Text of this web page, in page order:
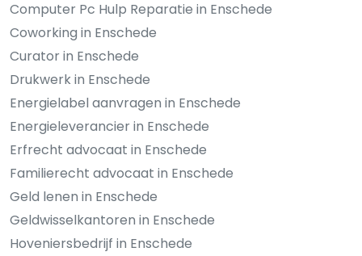
Computer Pc Hulp Reparatie in Enschede
Coworking in Enschede
Curator in Enschede
Drukwerk in Enschede
Energielabel aanvragen in Enschede
Energieleverancier in Enschede
Erfrecht advocaat in Enschede
Familierecht advocaat in Enschede
Geld lenen in Enschede
Geldwisselkantoren in Enschede
Hoveniersbedrijf in Enschede